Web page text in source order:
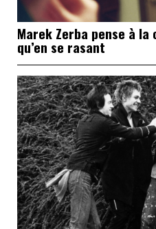
Marek Zerba pense à
qu’en se rasant